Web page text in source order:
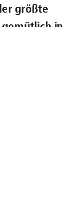
größte
gemütlich in